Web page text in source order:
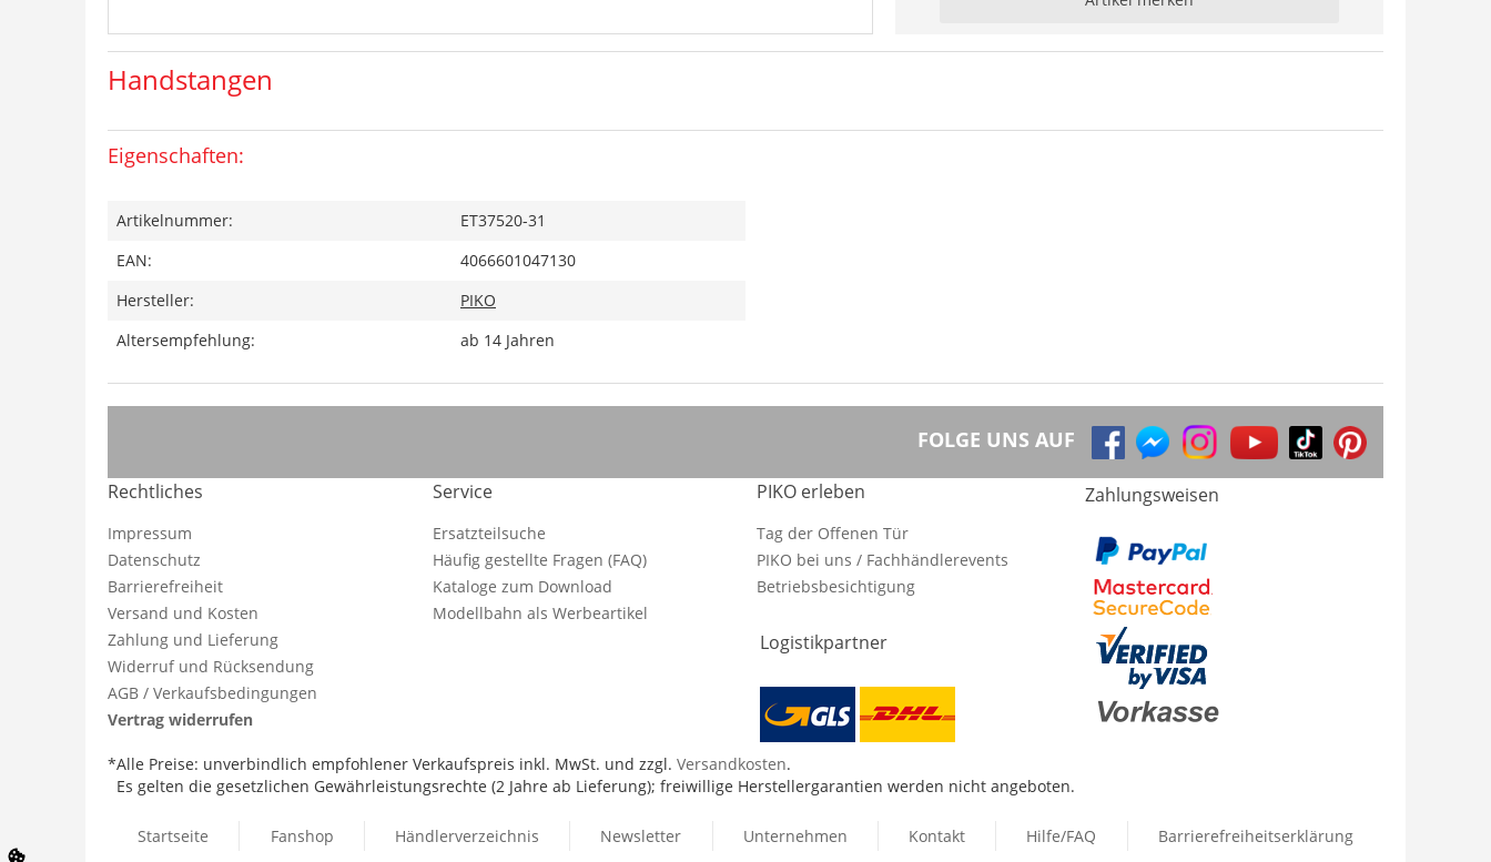
Handstangen
Eigenschaften:
Artikelnummer:
ET37520-31
EAN:
4066601047130
Hersteller:
PIKO
Altersempfehlung:
ab 14 Jahren
FOLGE UNS AUF
Rechtliches
Impressum
Datenschutz
Barrierefreiheit
Versand und Kosten
Zahlung und Lieferung
Widerruf und Rücksendung
AGB / Verkaufsbedingungen
Vertrag widerrufen
Service
Ersatzteilsuche
Häufig gestellte Fragen (FAQ)
Kataloge zum Download
Modellbahn als Werbeartikel
PIKO erleben
Tag der Offenen Tür
PIKO bei uns / Fachhändlerevents
Betriebsbesichtigung
Logistikpartner
Zahlungsweisen
*Alle Preise: unverbindlich empfohlener Verkaufspreis inkl. MwSt. und zzgl. Versandkosten.
Es gelten die gesetzlichen Gewährleistungsrechte (2 Jahre ab Lieferung); freiwillige Herstellergarantien werden nicht angeboten.
Startseite Fanshop Händlerverzeichnis Newsletter Unternehmen Kontakt Hilfe/FAQ Barrierefreiheitserklärung